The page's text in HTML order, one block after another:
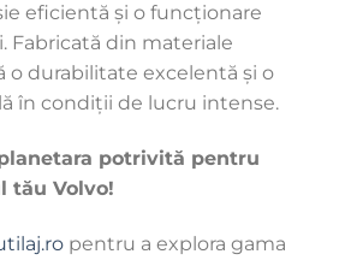
eficientă și o funcționare
Fabricată din materiale
o durabilitate excelentă și o
în condiții de lucru intense.
potrivită pentru
tău Volvo!
pentru a explora gama